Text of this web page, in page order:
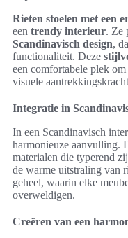
Rieten stoelen met een
een trendy interieur. Ze
Scandinavisch design,
functionaliteit. Deze
een comfortabele plek
visuele
Integratie in
In een Scandinavisch
harmonieuze aanvulling.
materialen die typerend
de warme uitstraling van
geheel, waarin elke
overweldigen.
Creëren van een